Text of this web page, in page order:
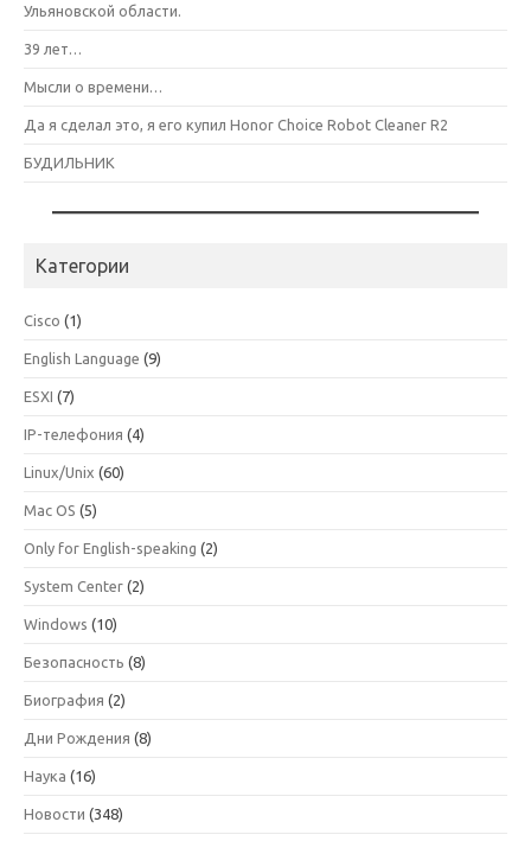
Ульяновской области.
39 лет…
Мысли о времени…
Да я сделал это, я его купил Honor Choice Robot Cleaner R2
БУДИЛЬНИК
Категории
Cisco (1)
English Language (9)
ESXI (7)
IP-телефония (4)
Linux/Unix (60)
Mac OS (5)
Only for English-speaking (2)
System Center (2)
Windows (10)
Безопасность (8)
Биография (2)
Дни Рождения (8)
Наука (16)
Новости (348)